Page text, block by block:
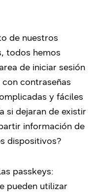
de nuestros
todos hemos
de iniciar sesión
contraseñas
y fáciles
si dejaran de existir
información de
dispositivos?
passkeys:
pueden utilizar